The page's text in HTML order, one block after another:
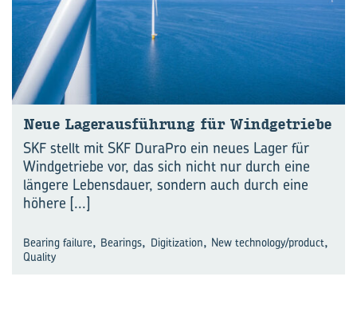
Neue La­ger­aus­füh­rung für Wind­ge­trie­be
SKF stellt mit SKF DuraPro ein neues Lager für
Windgetriebe vor, das sich nicht nur durch eine
längere Lebensdauer, sondern auch durch eine
höhere [...]
Bearing failure, Bearings, Digitization, New technology/product,
Quality